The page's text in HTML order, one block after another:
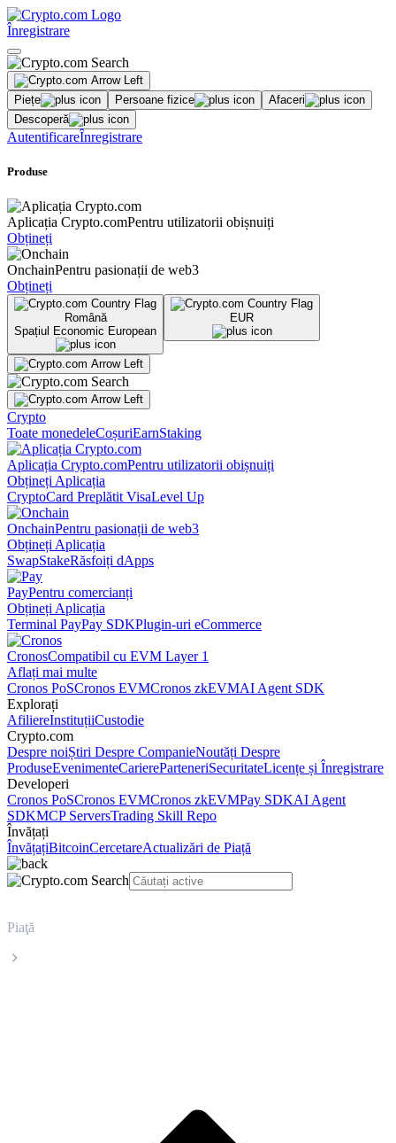
Înregistrare
Piețe Persoane fizice
Afaceri
Descoperă
AutentificareÎnregistrare
Produse
Aplicația Crypto.comPentru utilizatorii obișnuiți
Obțineți
OnchainPentru pasionații de web3
Obțineți
Română
Spațiul Economic European
EUR
Crypto
Toate monedeleCoșuriEarnStaking
Aplicația Crypto.comPentru utilizatorii obișnuiți
Obțineți Aplicația
CryptoCard Preplătit VisaLevel Up
OnchainPentru pasionații de web3
Obțineți Aplicația
SwapStakeRăsfoiți dApps
PayPentru comercianți
Obțineți Aplicația
Terminal PayPay SDKPlugin-uri eCommerce
CronosCompatibil cu EVM Layer 1
Aflați mai multe
Cronos PoSCronos EVMCronos zkEVMAI Agent SDK
Explorați
AfiliereInstituțiiCustodie
Crypto.com
Despre noiȘtiri Despre CompanieNoutăți Despre
ProduseEvenimenteCariereParteneriSecuritateLicențe și Înregistrare
Developeri
Cronos PoSCronos EVMCronos zkEVMPay SDKAI Agent
SDKMCP ServersTrading Skill Repo
Învățați
ÎnvățațiBitcoinCercetareActualizări de Piață
Piaţă